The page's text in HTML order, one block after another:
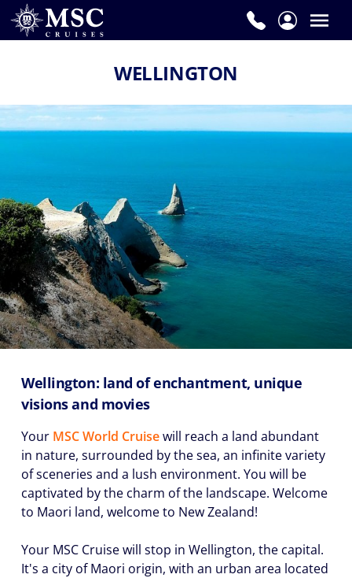
WELLINGTON
Wellington: land of enchantment, unique
visions and movies
Your MSC World Cruisewill reach a land abundant
in nature, surrounded by the sea, an infinite variety
of sceneries and a lush environment. You will be
captivated by the charm of the landscape. Welcome
to Maori land, welcome to New Zealand!
Your MSC Cruise will stop in Wellington, the capital.
It's a city of Maori origin, with an urban area located